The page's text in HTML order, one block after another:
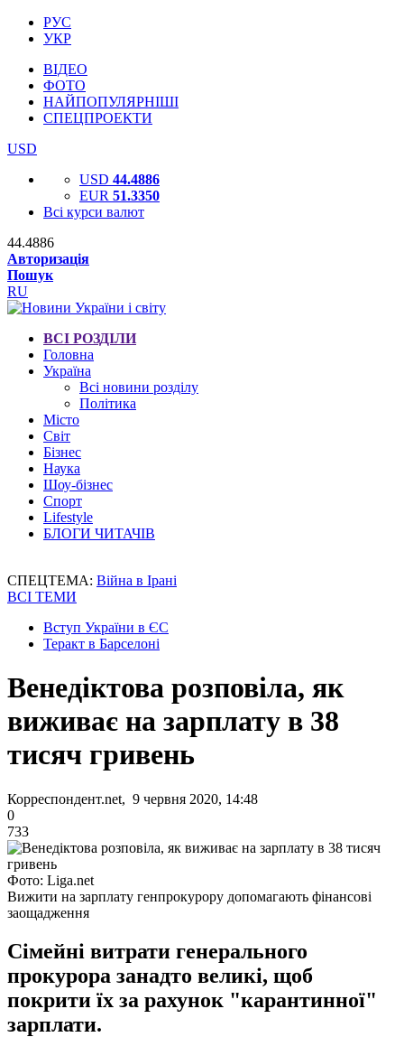
РУС
УКР
ВІДЕО
ФОТО
НАЙПОПУЛЯРНІШІ
СПЕЦПРОЕКТИ
USD
USD 44.4886
EUR 51.3350
Всі курси валют
44.4886
Авторизація
Пошук
RU
ВСІ РОЗДІЛИ
Головна
Україна
Всі новини розділу
Політика
Місто
Світ
Бізнес
Наука
Шоу-бізнес
Спорт
Lifestyle
БЛОГИ ЧИТАЧІВ
СПЕЦТЕМА: Війна в Ірані
ВСІ ТЕМИ
Вступ України в ЄС
Теракт в Барселоні
Венедіктова розповіла, як
виживає на зарплату в 38
тисяч гривень
Корреспондент.net, 9 червня 2020, 14:48
0
733
Фото: Liga.net
Вижити на зарплату генпрокурору допомагають фінансові
заощадження
Сімейні витрати генерального
прокурора занадто великі, щоб
покрити їх за рахунок "карантинної"
зарплати.